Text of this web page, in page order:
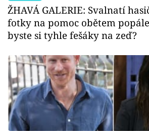
ŽHAVÁ GALERIE: Svalnatí
fotky na pomoc obětem
byste si tyhle fešáky na zeď?